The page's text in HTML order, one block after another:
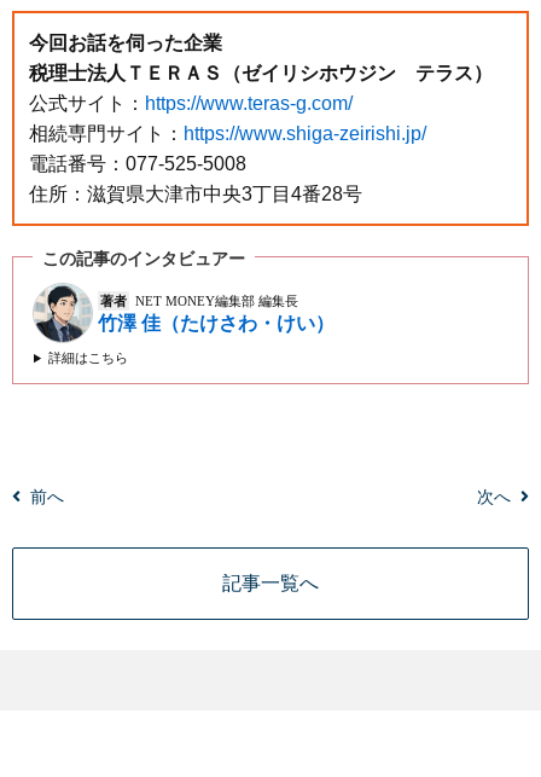
今回お話を伺った企業
税理士法人ＴＥＲＡＳ（ゼイリシホウジン テラス）
公式サイト： https://www.teras-g.com/
相続専門サイト： https://www.shiga-zeirishi.jp/
電話番号：077-525-5008
住所：滋賀県大津市中央3丁目4番28号
この記事のインタビュアー
著者 NET MONEY編集部 編集長
竹澤 佳（たけさわ・けい）
詳細はこちら
前へ 次へ
記事一覧へ